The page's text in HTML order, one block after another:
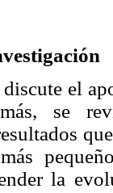
discute el
se
la